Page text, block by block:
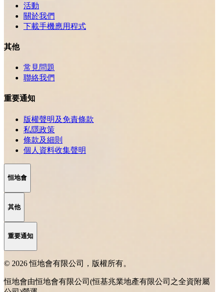
活動
關於我們
下載手機應用程式
其他
常見問題
聯絡我們
重要通知
版權聲明及免責條款
私隱政策
條款及細則
個人資料收集聲明
恒地會
其他
重要通知
© 2026 恒地會有限公司，版權所有。
恒地會由恒地會有限公司(恒基兆業地產有限公司之全資附屬